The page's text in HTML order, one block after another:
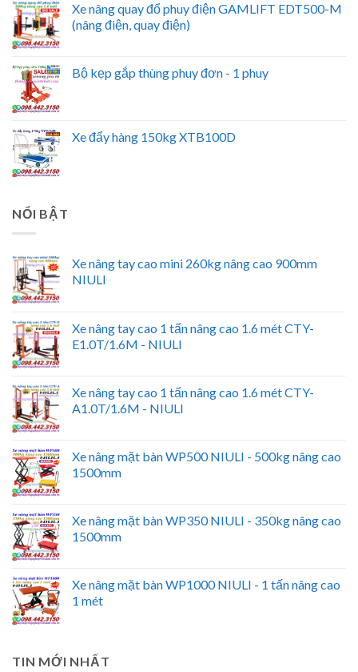
Xe nâng quay đổ phuy điện GAMLIFT EDT500-M
(nâng điện, quay điện)
Bộ kẹp gắp thùng phuy đơn - 1 phuy
Xe đẩy hàng 150kg XTB100D
NỔI BẬT
Xe nâng tay cao mini 260kg nâng cao 900mm
NIULI
Xe nâng tay cao 1 tấn nâng cao 1.6 mét CTY-
E1.0T/1.6M - NIULI
Xe nâng tay cao 1 tấn nâng cao 1.6 mét CTY-
A1.0T/1.6M - NIULI
Xe nâng mặt bàn WP500 NIULI - 500kg nâng cao
1500mm
Xe nâng mặt bàn WP350 NIULI - 350kg nâng cao
1500mm
Xe nâng mặt bàn WP1000 NIULI - 1 tấn nâng cao
1 mét
TIN MỚI NHẤT